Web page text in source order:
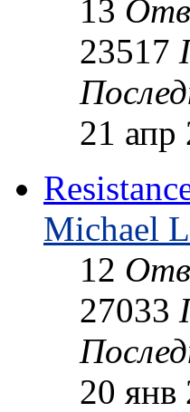
13
23517
21 апр
Michael
12
27033
20 янв